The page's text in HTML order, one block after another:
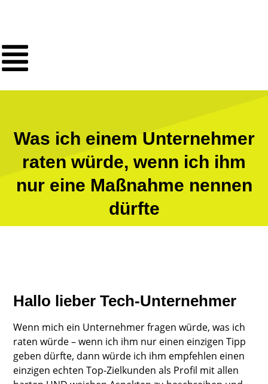
Was ich einem Unternehmer
raten würde, wenn ich ihm
nur eine Maßnahme nennen
dürfte
Hallo lieber Tech-Unternehmer
Wenn mich ein Unternehmer fragen würde, was ich
raten würde – wenn ich ihm nur einen einzigen Tipp
geben dürfte, dann würde ich ihm empfehlen einen
einzigen echten Top-Zielkunden als Profil mit allen